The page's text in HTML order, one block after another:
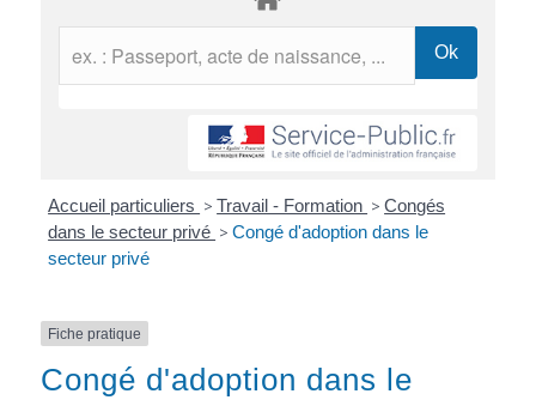
Accueil particuliers > Travail - Formation > Congés
dans le secteur privé > Congé d'adoption dans le
secteur privé
Fiche pratique
Congé d'adoption dans le